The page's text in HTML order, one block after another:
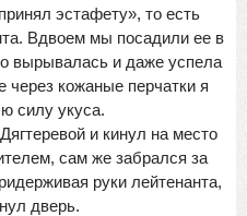
эстафету», то есть
Вдвоем мы посадили ее в
вырывалась и даже успела
через кожаные перчатки я
силу укуса.
и кинул на место
сам же забрался за
руки лейтенанта,
дверь.